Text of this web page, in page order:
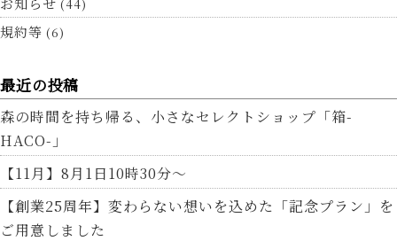
(44)
規約等 (6)
最近の投稿
森の時間を持ち帰る、小さなセレクトショップ「箱-
HACO-」
【11月】8月1日10時30分～
【創業25周年】変わらない想いを込めた「記念プラン」を
ご用意しました